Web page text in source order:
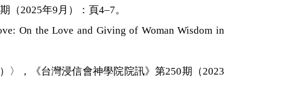
2025年9月）：頁4–7。
On the Love and Giving of Woman Wisdom in
〉，《台灣浸信會神學院院訊》第250期（2023